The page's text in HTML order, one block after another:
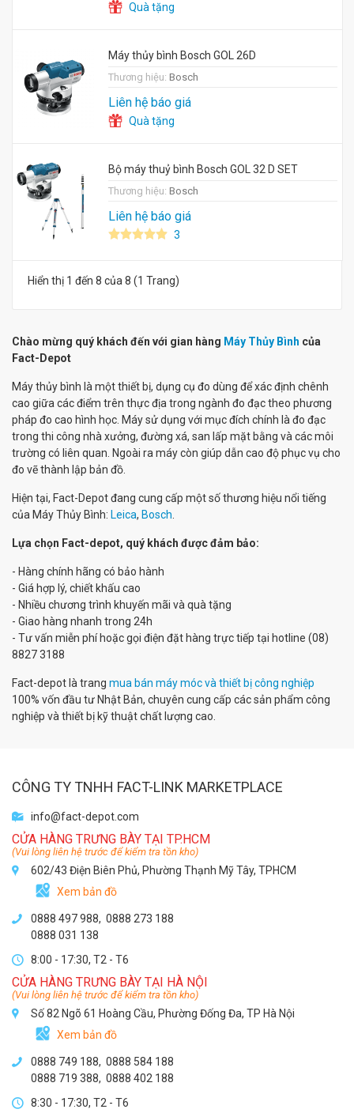
Quà tặng
Máy thủy bình Bosch GOL 26D
Thương hiệu: Bosch
Liên hệ báo giá
Quà tặng
Bộ máy thuỷ bình Bosch GOL 32 D SET
Thương hiệu: Bosch
Liên hệ báo giá
3
Hiển thị 1 đến 8 của 8 (1 Trang)
Chào mừng quý khách đến với gian hàng Máy Thủy Bình của
Fact-Depot
Máy thủy bình là một thiết bị, dụng cụ đo dùng để xác định chênh
cao giữa các điểm trên thực địa trong ngành đo đạc theo phương
pháp đo cao hình học. Máy sử dụng với mục đích chính là đo đạc
trong thi công nhà xưởng, đường xá, san lấp mặt bằng và các môi
trường có liên quan. Ngoài ra máy còn giúp dẫn cao độ phục vụ cho
đo vẽ thành lập bản đồ.
Hiện tại, Fact-Depot đang cung cấp một số thương hiệu nổi tiếng
của Máy Thủy Bình: Leica, Bosch
Lựa chọn Fact-depot, quý khách được đảm bảo:
- Hàng chính hãng có bảo hành
- Giá hợp lý, chiết khấu cao
- Nhiều chương trình khuyến mãi và quà tặng
- Giao hàng nhanh trong 24h
- Tư vấn miễn phí hoặc gọi điện đặt hàng trực tiếp tại hotline (08)
8827 3188
Fact-depot là trang mua bán máy móc và thiết bị công nghiệp
100% vốn đầu tư Nhật Bản, chuyên cung cấp các sản phẩm công
nghiệp và thiết bị kỹ thuật chất lượng cao.
CÔNG TY TNHH FACT-LINK MARKETPLACE
info@fact-depot.com
CỬA HÀNG TRƯNG BÀY TẠI TP.HCM
(Vui lòng liên hệ trước để kiểm tra tồn kho)
602/43 Điện Biên Phủ, Phường Thạnh Mỹ Tây, TPHCM
Xem bản đồ
0888 497 988, 0888 273 188
0888 031 138
8:00 - 17:30, T2 - T6
CỬA HÀNG TRƯNG BÀY TẠI HÀ NỘI
(Vui lòng liên hệ trước để kiểm tra tồn kho)
Số 82 Ngõ 61 Hoàng Cầu, Phường Đống Đa, TP Hà Nội
Xem bản đồ
0888 749 188, 0888 584 188
0888 719 388, 0888 402 188
8:30 - 17:30, T2 - T6